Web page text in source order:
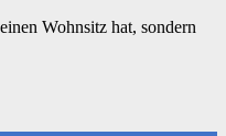
Wohnsitz hat, sondern